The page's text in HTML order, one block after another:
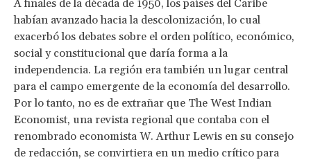
A finales de la década de 1950, los países del Caribe
habían avanzado hacia la descolonización, lo cual
exacerbó los debates sobre el orden político, económico,
social y constitucional que daría forma a la
independencia. La región era también un lugar central
para el campo emergente de la economía del desarrollo.
Por lo tanto, no es de extrañar que The West Indian
Economist, una revista regional que contaba con el
renombrado economista W. Arthur Lewis en su consejo
de redacción, se convirtiera en un medio crítico para